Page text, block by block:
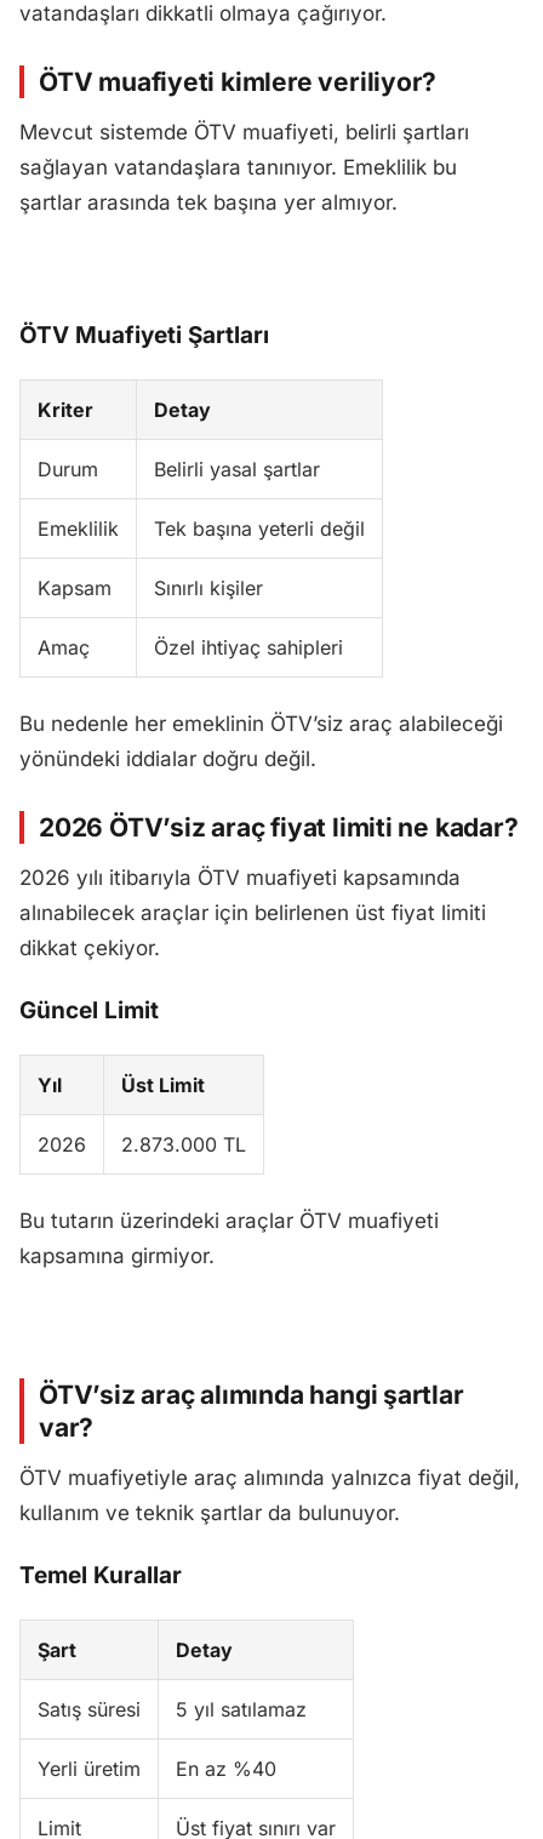
vatandaşları dikkatli olmaya çağırıyor.
ÖTV muafiyeti kimlere veriliyor?
Mevcut sistemde ÖTV muafiyeti, belirli şartları
sağlayan vatandaşlara tanınıyor. Emeklilik bu
şartlar arasında tek başına yer almıyor.
ÖTV Muafiyeti Şartları
Kriter Detay
Durum Belirli yasal şartlar
Emeklilik Tek başına yeterli değil
Kapsam Sınırlı kişiler
Amaç Özel ihtiyaç sahipleri
Bu nedenle her emeklinin ÖTV’siz araç alabileceği
yönündeki iddialar doğru değil.
2026 ÖTV’siz araç fiyat limiti ne kadar?
2026 yılı itibarıyla ÖTV muafiyeti kapsamında
alınabilecek araçlar için belirlenen üst fiyat limiti
dikkat çekiyor.
Güncel Limit
Yıl Üst Limit
2026 2.873.000 TL
Bu tutarın üzerindeki araçlar ÖTV muafiyeti
kapsamına girmiyor.
ÖTV’siz araç alımında hangi şartlar
var?
ÖTV muafiyetiyle araç alımında yalnızca fiyat değil,
kullanım ve teknik şartlar da bulunuyor.
Temel Kurallar
Şart Detay
Satış süresi 5 yıl satılamaz
Yerli üretim En az %40
Limit Üst fiyat sınırı var